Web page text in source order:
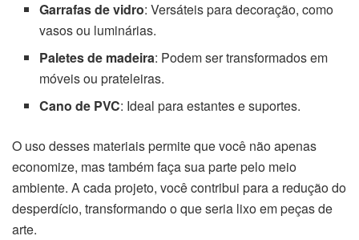
Garrafas de vidro: Versáteis para decoração, como
vasos ou luminárias.
Paletes de madeira: Podem ser transformados em
móveis ou prateleiras.
Cano de PVC: Ideal para estantes e suportes.
O uso desses materiais permite que você não apenas
economize, mas também faça sua parte pelo meio
ambiente. A cada projeto, você contribui para a redução do
desperdício, transformando o que seria lixo em peças de
arte.